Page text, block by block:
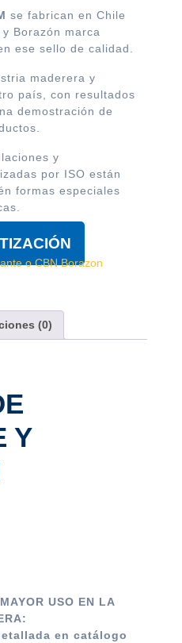
se fabrican en Chile
Borazón marca
ese sello de calidad.
maderera y
país, con resultados
demostración de
y
por ISO están
formas especiales
o CBN Borazon
(0)
Y
USO EN LA
en catálogo